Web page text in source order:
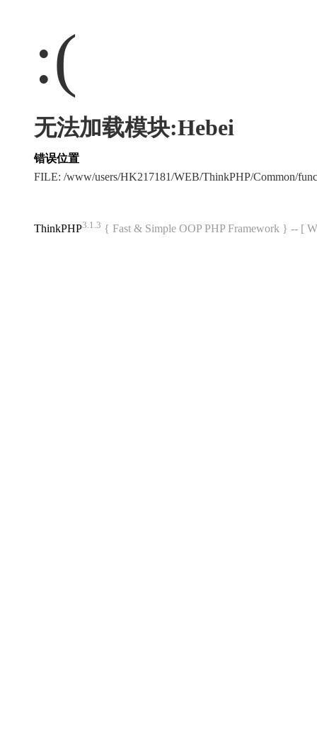
:(
无法加载模块:Hebei
错误位置
FILE: /www/users/HK217181/WEB/ThinkPHP/Common/
ThinkPHP3.1.3 { Fast & Simple OOP PHP Framework } -- [